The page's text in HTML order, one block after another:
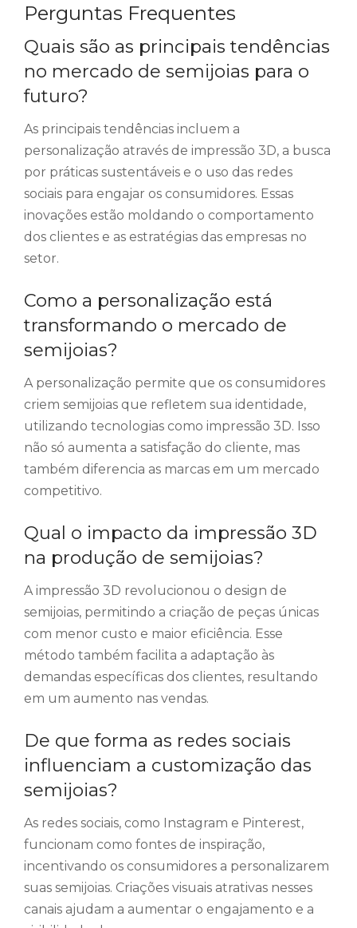
Perguntas Frequentes
Quais são as principais tendências
no mercado de semijoias para o
futuro?
As principais tendências incluem a
personalização através de impressão 3D, a busca
por práticas sustentáveis e o uso das redes
sociais para engajar os consumidores. Essas
inovações estão moldando o comportamento
dos clientes e as estratégias das empresas no
setor.
Como a personalização está
transformando o mercado de
semijoias?
A personalização permite que os consumidores
criem semijoias que refletem sua identidade,
utilizando tecnologias como impressão 3D. Isso
não só aumenta a satisfação do cliente, mas
também diferencia as marcas em um mercado
competitivo.
Qual o impacto da impressão 3D
na produção de semijoias?
A impressão 3D revolucionou o design de
semijoias, permitindo a criação de peças únicas
com menor custo e maior eficiência. Esse
método também facilita a adaptação às
demandas específicas dos clientes, resultando
em um aumento nas vendas.
De que forma as redes sociais
influenciam a customização das
semijoias?
As redes sociais, como Instagram e Pinterest,
funcionam como fontes de inspiração,
incentivando os consumidores a personalizarem
suas semijoias. Criações visuais atrativas nesses
canais ajudam a aumentar o engajamento e a